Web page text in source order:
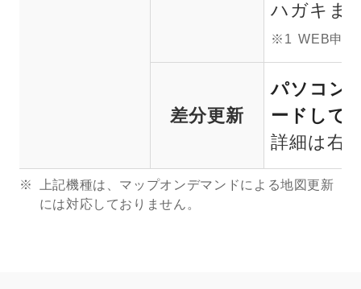
ハガキま
※1 WEB申し
差分更新
パソコン
ードして
詳細は右
上記機種は、マップオンデマンドによる地図更新
には対応しておりません。